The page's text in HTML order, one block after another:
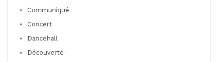
Communiqué
Concert
Dancehall
Découverte